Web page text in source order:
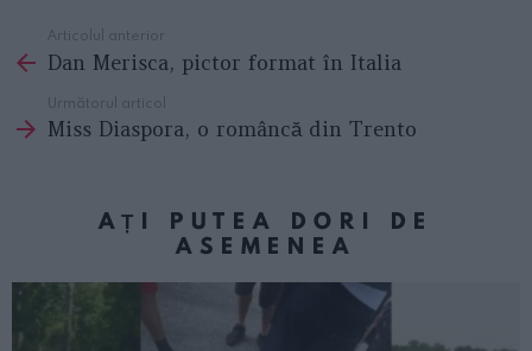
more
Articolul anterior
Dan Merisca, pictor format în Italia
Următorul articol
Miss Diaspora, o româncă din Trento
AȚI PUTEA DORI DE
ASEMENEA